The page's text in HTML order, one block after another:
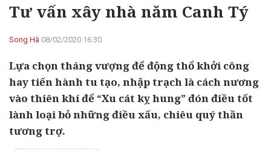
Tư vấn xây nhà năm Canh Tý
Song Hà 08/02/2020 16:30
Lựa chọn tháng vượng để động thổ khởi công
hay tiến hành tu tạo, nhập trạch là cách nương
vào thiên khí để “Xu cát kỵ hung” đón điều tốt
lành loại bỏ những điều xấu, chiêu quý thần
tương trợ.